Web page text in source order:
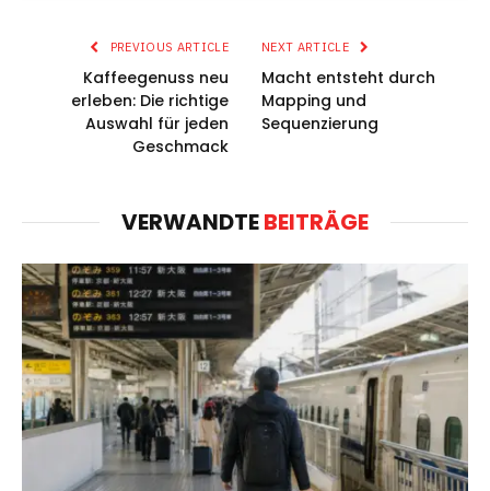
PREVIOUS ARTICLE
Kaffeegenuss neu
erleben: Die richtige
Auswahl für jeden
Geschmack
NEXT ARTICLE
Macht entsteht durch
Mapping und
Sequenzierung
VERWANDTEBEITRÄGE